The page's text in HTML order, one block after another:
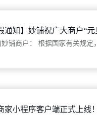
家小程序客户端正式上线！